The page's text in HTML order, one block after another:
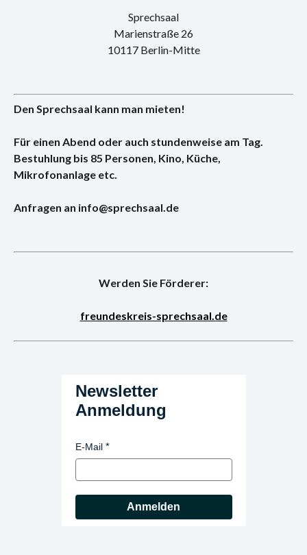
Vortrag
Sprechsaal
Marienstraße 26
10117 Berlin-Mitte
Den Sprechsaal kann man mieten!
Für einen Abend oder auch stundenweise am Tag.
Bestuhlung bis 85 Personen, Kino, Küche,
Mikrofonanlage etc.
Anfragen an info@sprechsaal.de
Werden Sie Förderer:
freundeskreis-sprechsaal.de
Newsletter
Anmeldung
E-Mail
Anmelden